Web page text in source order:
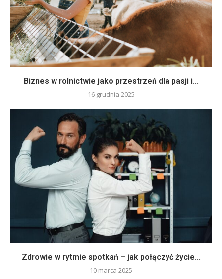
Biznes w rolnictwie jako przestrzeń dla pasji i...
16 grudnia 2025
Zdrowie w rytmie spotkań – jak połączyć życie...
10 marca 2025